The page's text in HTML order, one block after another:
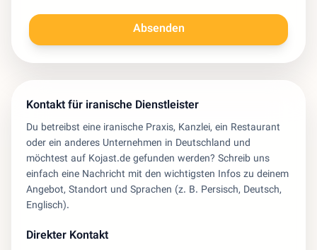
Absenden
Kontakt für iranische Dienstleister
Du betreibst eine iranische Praxis, Kanzlei, ein Restaurant
oder ein anderes Unternehmen in Deutschland und
möchtest auf Kojast.de gefunden werden? Schreib uns
einfach eine Nachricht mit den wichtigsten Infos zu deinem
Angebot, Standort und Sprachen (z. B. Persisch, Deutsch,
Englisch).
Direkter Kontakt